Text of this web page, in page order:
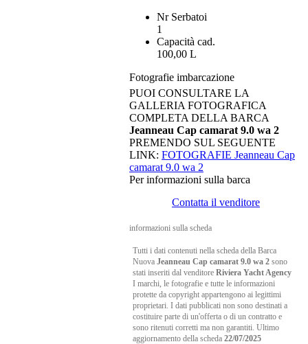
Nr Serbatoi
1
Capacità cad.
100,00 L
Fotografie imbarcazione
PUOI CONSULTARE LA
GALLERIA FOTOGRAFICA
COMPLETA DELLA BARCA
Jeanneau Cap camarat 9.0 wa 2
PREMENDO SUL SEGUENTE
LINK: FOTOGRAFIE Jeanneau Cap
camarat 9.0 wa 2
Per informazioni sulla barca
Contatta il venditore
informazioni sulla scheda
Tutti i dati contenuti nella scheda della Barca
Nuova Jeanneau Cap camarat 9.0 wa 2 sono
stati inseriti dal venditore Riviera Yacht Agency
I marchi, le fotografie e tutte le informazioni
protette da copyright appartengono ai legittimi
proprietari. I dati pubblicati non sono destinati a
costituire parte di un'offerta o di un contratto e
sono ritenuti corretti ma non garantiti. Ultimo
aggiornamento della scheda 22/07/2025